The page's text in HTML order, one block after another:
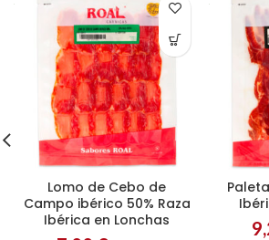
Lomo de Cebo de
Campo ibérico 50% Raza
Ibérica en Lonchas